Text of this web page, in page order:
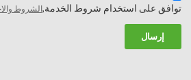
توافق على استخدام شروط الخدمة,الشروط
إرسال